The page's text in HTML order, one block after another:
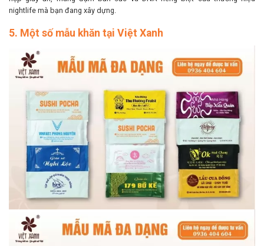
nightlife mà bạn đang xây dựng.
5. Một số mẫu khăn tại Việt Xanh